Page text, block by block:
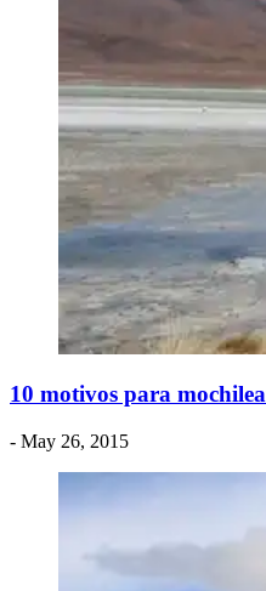
10 motivos para
- May 26, 2015